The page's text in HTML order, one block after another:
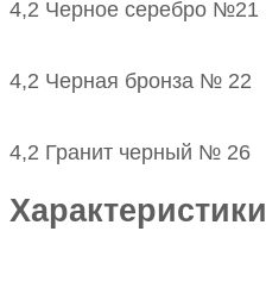
4,2 Черное серебро №21
4,2 Черная бронза № 22
4,2 Гранит черный № 26
Характеристики